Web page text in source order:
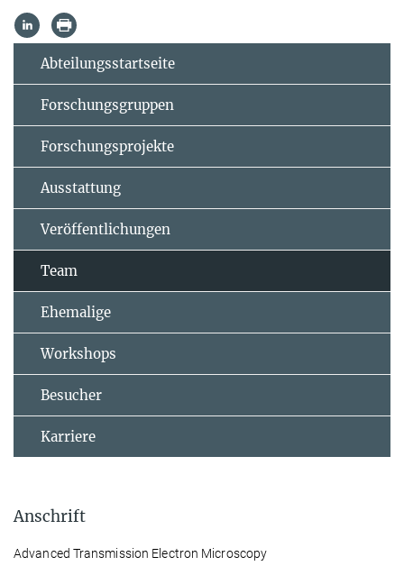
Abteilungsstartseite
Forschungsgruppen
Forschungsprojekte
Ausstattung
Veröffentlichungen
Team
Ehemalige
Workshops
Besucher
Karriere
Anschrift
Advanced Transmission Electron Microscopy